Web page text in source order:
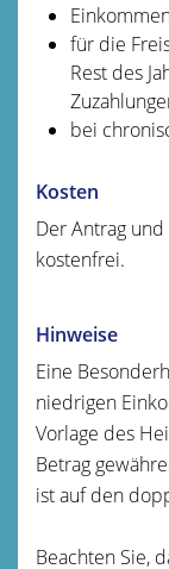
für die
Rest des
bei
Kosten
Der Antrag
kostenfrei.
Hinweise
Eine
niedrigen
Vorlage des
Betrag
ist auf den
Beachten Sie,